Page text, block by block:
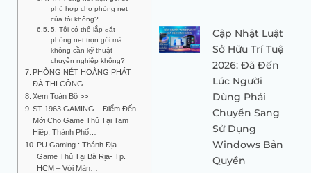
phù hợp cho phòng net
của tôi không?
5. Tôi có thể lắp đặt
phòng net trọn gói mà
không cần kỹ thuật
chuyên nghiệp không?
PHÒNG NÉT HOÀNG PHÁT
ĐÃ THI CÔNG
Xem Toàn Bộ >>
ST 1963 GAMING – Điểm Đến
Mới Cho Game Thủ Tại Tam
Hiệp, Thành Phố…
PU Gaming : Thánh Địa
Game Thủ Tại Bà Rịa- Tp.
HCM – Với Màn…
Cập Nhật Luật
Sở Hữu Trí Tuệ
2026: Đã Đến
Lúc Người
Dùng Phải
Chuyển Sang
Sử Dụng
Windows Bản
Quyền